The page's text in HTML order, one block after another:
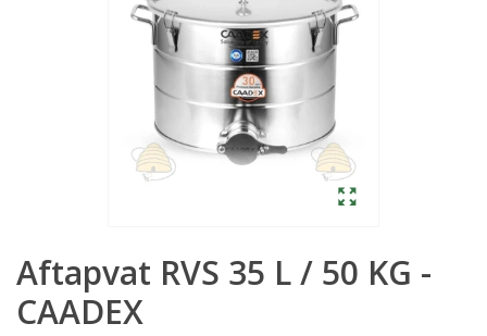
Aftapvat RVS 35 L / 50 KG -
CAADEX